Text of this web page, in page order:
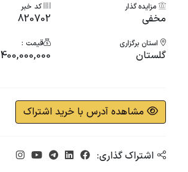
مزایده گذار
مخفی
کد خبر
820702
استان برگزاری
گلستان
قیمت :
400,000,000 تومان
مشاهده آدرس با خرید اشتراک
اشتراک گذاری: